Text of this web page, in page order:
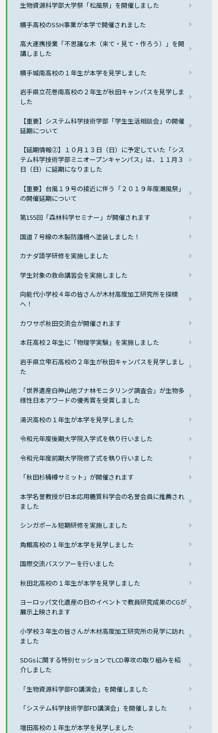
生物資源科学部大学祭「松風祭」を開催しました
横手高校のSSH事業が本学で開催されました
高大連携授業「不思議な木（来て・見て・作ろう）」を開
講しました
横手城南高校の１年生が本学を見学しました
岩手県立花巻南高校の２年生が秋田キャンパスを見学しま
した
【重要】システム科学技術学部「学生生活相談会」の開催
延期について
【延期情報②】１０月１３日（日）に予定していた「シス
テム科学技術学部ミニオープンキャンパス」は、１１月３
日（日）に延期になりました
【重要】台風１９号の接近に伴う「２０１９年度潮風祭」
の開催延期について
第155回「森林科学セミナー」が開催されます
国道７号線の木製防護柵へ塗装しました！
カナダ語学研修を実施しました
学生対象の救命講習会を実施しました
向能代小学校４年の皆さんが木材高度加工研究所を探検
へ！
カワサポ秋田交流会が開催されます
本荘高校２年生に「物理学実験」を実施しました
岩手県立雫石高校の２年生が秋田キャンパスを見学しまし
た
「世界遺産白神山地ブナ林モニタリング調査会」が生物多
様性日本アワードの優秀賞を受賞しました
湯沢高校の１年生が本学を見学しました
令和元年度後期大学院入学式を執り行いました
令和元年度前期大学院修了式を執り行いました
「秋田杉桶樽サミット」が開催されます
本学名誉教授が日本応用糖質科学会の名誉会員に推薦され
ました
シンガポール短期研修を実施しました
角館高校の１年生が本学を見学しました
国際交流バスツアーを行いました
秋田北高校の１年生が本学を見学しました
ヨーロッパ文化遺産の日のイベントで教員研究成果のCGが
展示上映されます
小学校３年生の皆さんが木材高度加工研究所の見学に訪れ
ました
SDGsに関する特別セッションでLCD専攻の取り組みを紹
介しました
「生物資源科学部FD講演会」を開催しました
「システム科学技術学部FD講演会」を開催しました
増田高校の１年生が本学を見学しました